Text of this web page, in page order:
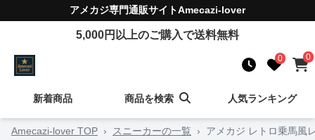
アメカジ専門通販サイトAmecazi-lover
5,000円以上のご購入で送料無料
0 0
新着商品 商品を検索 人気ランキング
Amecazi-lover TOP › スニーカーの一覧 › アメカジ レトロ乗馬風